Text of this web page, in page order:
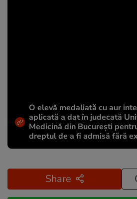
O elevă medaliată cu aur
aplicată a dat în judecată
Medicină din București
dreptul de a fi admisă fără
Share